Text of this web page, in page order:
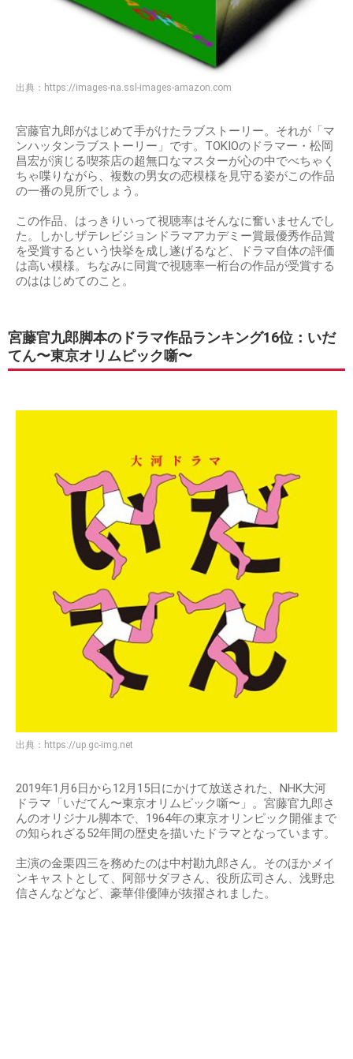
出典： https://images-na.ssl-images-amazon.com
宮藤官九郎がはじめて手がけたラブストーリー。それが「マ
ンハッタンラブストーリー」です。TOKIOのドラマー・松岡
昌宏が演じる喫茶店の超無口なマスターが心の中でべちゃく
ちゃ喋りながら、複数の男女の恋模様を見守る姿がこの作品
の一番の見所でしょう。
この作品、はっきりいって視聴率はそんなに奮いませんでし
た。しかしザテレビジョンドラマアカデミー賞最優秀作品賞
を受賞するという快挙を成し遂げるなど、ドラマ自体の評価
は高い模様。ちなみに同賞で視聴率一桁台の作品が受賞する
のははじめてのこと。
宮藤官九郎脚本のドラマ作品ランキング16位：いだ
てん〜東京オリムピック噺〜
出典： https://up.gc-img.net
2019年1月6日から12月15日にかけて放送された、NHK大河
ドラマ「いだてん〜東京オリムピック噺〜」。宮藤官九郎さ
んのオリジナル脚本で、1964年の東京オリンピック開催まで
の知られざる52年間の歴史を描いたドラマとなっています。
主演の金栗四三を務めたのは中村勘九郎さん。そのほかメイ
ンキャストとして、阿部サダヲさん、役所広司さん、浅野忠
信さんなどなど、豪華俳優陣が抜擢されました。